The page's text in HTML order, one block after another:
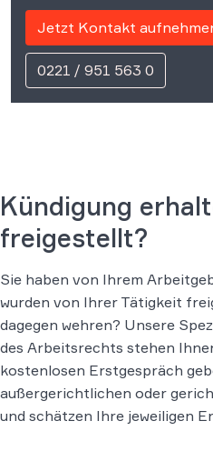
Jetzt Kontakt
0221 / 951 563 0
Kündigung
freigestellt?
Sie haben von Ihrem
wurden von Ihrer Tätigkeit
dagegen wehren? Unsere
des Arbeitsrechts stehen
kostenlosen Erstgespräch
außergerichtlichen oder
und schätzen Ihre jeweiligen